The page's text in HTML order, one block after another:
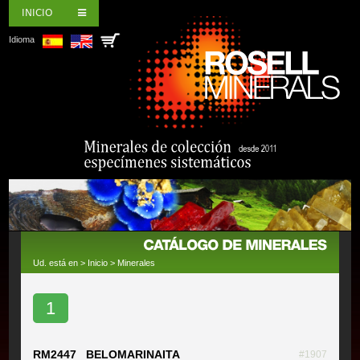
INICIO
Idioma
Ud. está en > Inicio > Minerales
1
RM2447 BELOMARINAITA #1907